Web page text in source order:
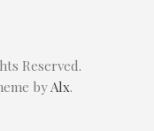
Reserved.
byAlx.